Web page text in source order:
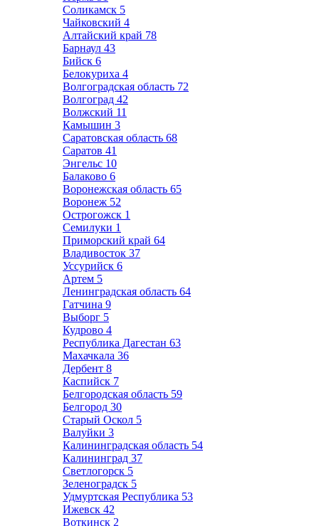
Соликамск 5
Чайковский 4
Алтайский край 78
Барнаул 43
Бийск 6
Белокуриха 4
Волгоградская область 72
Волгоград 42
Волжский 11
Камышин 3
Саратовская область 68
Саратов 41
Энгельс 10
Балаково 6
Воронежская область 65
Воронеж 52
Острогожск 1
Семилуки 1
Приморский край 64
Владивосток 37
Уссурийск 6
Артем 5
Ленинградская область 64
Гатчина 9
Выборг 5
Кудрово 4
Республика Дагестан 63
Махачкала 36
Дербент 8
Каспийск 7
Белгородская область 59
Белгород 30
Старый Оскол 5
Валуйки 3
Калининградская область 54
Калининград 37
Светлогорск 5
Зеленоградск 5
Удмуртская Республика 53
Ижевск 42
Воткинск 2